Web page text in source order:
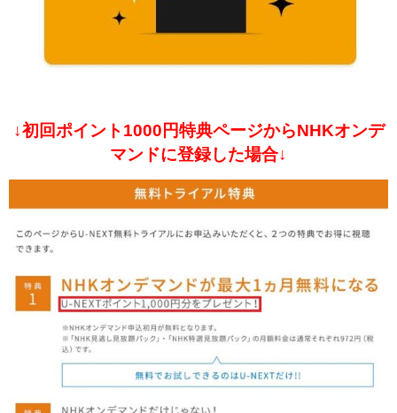
↓初回ポイント1000円特典ページからNHKオンデ
マンドに登録した場合↓